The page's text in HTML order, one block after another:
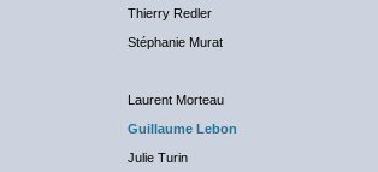
Thierry Redler
Stéphanie Murat
Laurent Morteau
Guillaume Lebon
Julie Turin